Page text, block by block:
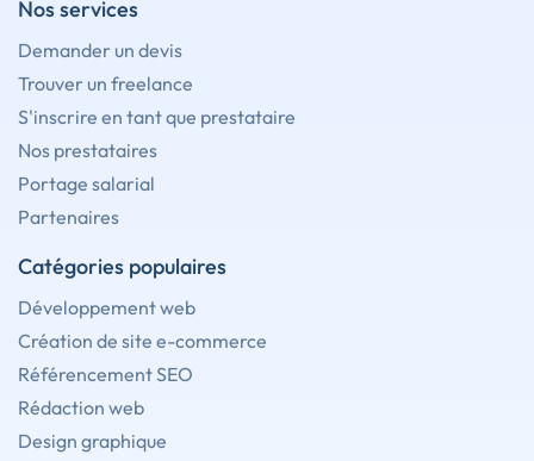
Nos services
Demander un devis
Trouver un freelance
S'inscrire en tant que prestataire
Nos prestataires
Portage salarial
Partenaires
Catégories populaires
Développement web
Création de site e-commerce
Référencement SEO
Rédaction web
Design graphique